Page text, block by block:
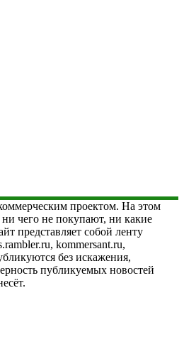
проектом. На этом
чего не покупают, ни какие
представляет собой ленту
kommersant.ru,
без искажения,
публикуемых новостей